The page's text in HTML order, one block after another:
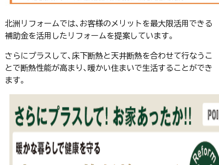
北洲リフォームでは、お客様のメリットを最大限活用できる
補助金を活用したリフォームを提案しています。
さらにプラスして、床下断熱と天井断熱を合わせて行なうこ
とで断熱性能が高まり、暖かい住まいで生活することができ
ます。